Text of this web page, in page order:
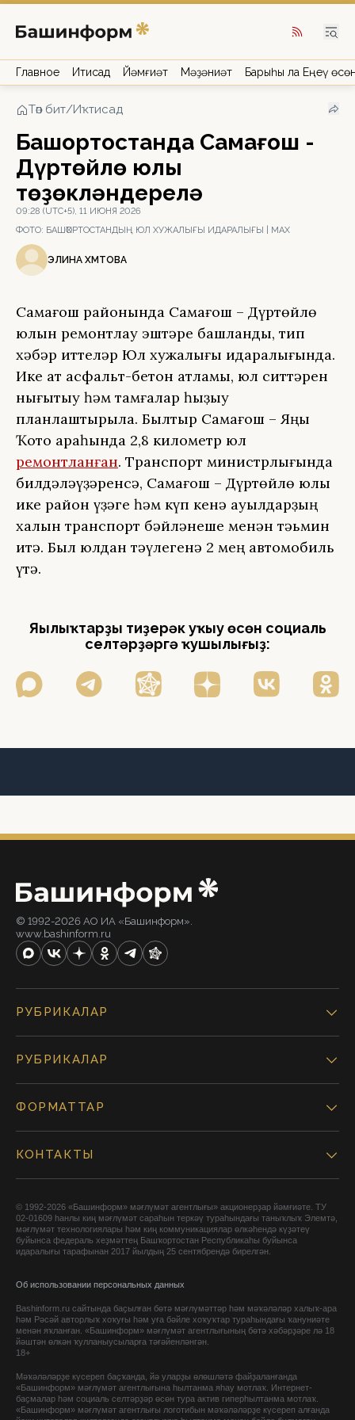
Главное Иҡтисад Йәмғиәт Мәҙәниәт Барыһы ла Еңеү
Төп бит/Иҡтисад
Башҡортостанда Саҡмағош -
Дүртөйлө юлы
төҙөкләндерелә
09:28 (UTC+5), 11 ИЮНЯ 2026
ФОТО: БАШҠОРТОСТАНДЫҢ ЮЛ ХУЖАЛЫҒЫ ИДАРАЛЫҒЫ | МАХ
ЭЛИНА ӘХМӘТОВА
Саҡмағош районында Саҡмағош – Дүртөйлө
юлын ремонтлау эштәре башланды, тип
хәбәр иттеләр Юл хужалығы идаралығында.
Ике ҡат асфальт-бетон ҡатламы, юл ситтәрен
нығытыу һәм тамғалар һыҙыу
планлаштырыла. Былтыр Саҡмағош – Яңы
Ҡото араһында 2,8 километр юл
ремонтланған. Транспорт министрлығында
билдәләүҙәренсә, Саҡмағош – Дүртөйлө юлы
ике район үҙәге һәм күп кенә ауылдарҙың
халҡын транспорт бәйләнеше менән тәьмин
итә. Был юлдан тәүлегенә 2 мең автомобиль
үтә.
Яңылыҡтарҙы тиҙерәк уҡыу өсөн социаль
селтәрҙәргә ҡушылығыҙ:
© 1992-2026 АО ИА «Башинформ».
www.bashinform.ru
РУБРИКАЛАР
РУБРИКАЛАР
ФОРМАТТАР
КОНТАКТЫ
© 1992-2026 «Башинформ» мәғлүмәт агентлығы» акционерҙар йәмғиәте. ТУ
02-01609 һанлы киң мәғлүмәт сараһын теркәү тураһындағы таныҡлыҡ Элемтә,
мәғлүмәт технологиялары һәм киң коммуникациялар өлкәһендә күҙәтеү
буйынса федераль хеҙмәттең Башҡортостан Республикаһы буйынса
идаралығы тарафынан 2017 йылдың 25 сентябрендә бирелгән.
Об использовании персональных данных
Bashinform.ru сайтында баҫылған бөтә мәғлүмәттәр һәм мәҡәләләр халыҡ-ара
һәм Рәсәй авторлыҡ хоҡуғы һәм уға бәйле хоҡуҡтар тураһындағы ҡануниәте
менән яҡланған. «Башинформ» мәғлүмәт агентлығының бөтә хәбәрҙәре лә 18
йәштән өлкән ҡулланыусыларға тәғәйенләнгән.
18+
Мәҡәләләрҙе күсереп баҫҡанда, йә уларҙы өлөшләтә файҙаланғанда
«Башинформ» мәғлүмәт агентлығына һылтанма яһау мотлаҡ. Интернет-
баҫмалар һәм социаль селтәрҙәр өсөн тура актив гиперһылтанма мотлаҡ.
«Башинформ» мәғлүмәт агентлығы логотибын мәҡәләләрҙе күсереп алғанда